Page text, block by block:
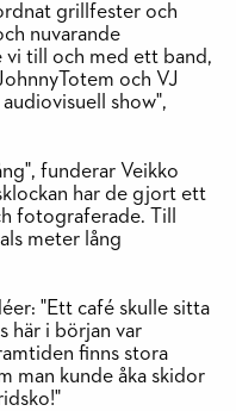
grillfester och
nuvarande
vi till och med ett band,
och VJ
show",
funderar Veikko
har de gjort ett
fotograferade. Till
meter lång
"Ett café skulle sitta
här i början var
finns stora
man kunde åka skidor